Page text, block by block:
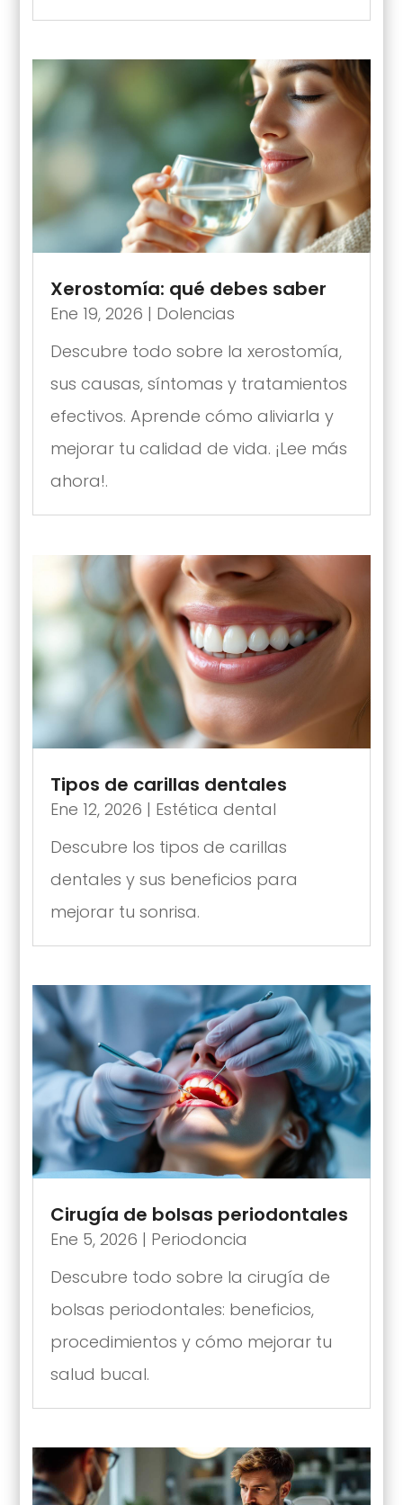
Xerostomía: qué debes saber
Ene 19, 2026 | Dolencias
Descubre todo sobre la xerostomía,
sus causas, síntomas y tratamientos
efectivos. Aprende cómo aliviarla y
mejorar tu calidad de vida. ¡Lee más
ahora!.
Tipos de carillas dentales
Ene 12, 2026 | Estética dental
Descubre los tipos de carillas
dentales y sus beneficios para
mejorar tu sonrisa.
Cirugía de bolsas periodontales
Ene 5, 2026 | Periodoncia
Descubre todo sobre la cirugía de
bolsas periodontales: beneficios,
procedimientos y cómo mejorar tu
salud bucal.